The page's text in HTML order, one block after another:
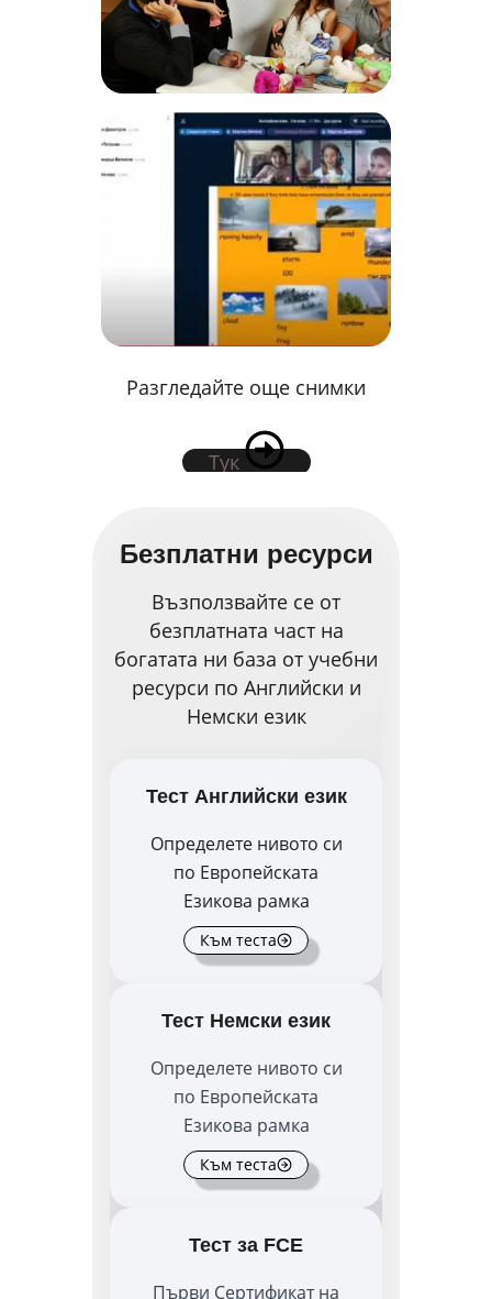
Разгледайте още снимки
Тук
Безплатни ресурси
Възползвайте се от
безплатната част на
богатата ни база от учебни
ресурси по Английски и
Немски език
Тест Английски език
Определете нивото си
по Европейската
Езикова рамка
Към теста
Тест Немски език
Определете нивото си
по Европейската
Езикова рамка
Към теста
Тест за FCE
Първи Сертификат на